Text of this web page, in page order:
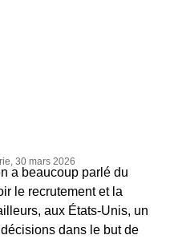
, 30 mars 2026
a beaucoup parlé du
le recrutement et la
aux États-Unis, un
dans le but de